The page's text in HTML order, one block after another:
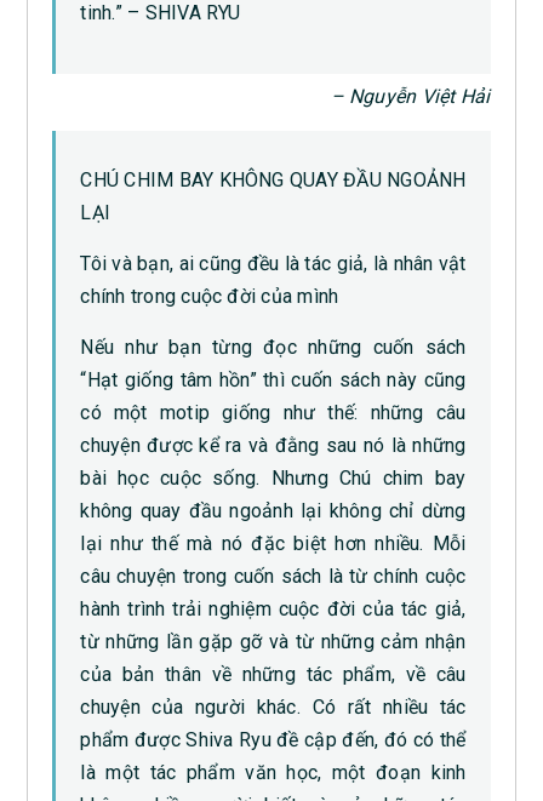
tinh.” – SHIVA RYU
– Nguyễn Việt Hải
CHÚ CHIM BAY KHÔNG QUAY ĐẦU NGOẢNH
LẠI
Tôi và bạn, ai cũng đều là tác giả, là nhân vật
chính trong cuộc đời của mình
Nếu như bạn từng đọc những cuốn sách
“Hạt giống tâm hồn” thì cuốn sách này cũng
có một motip giống như thế: những câu
chuyện được kể ra và đằng sau nó là những
bài học cuộc sống. Nhưng Chú chim bay
không quay đầu ngoảnh lại không chỉ dừng
lại như thế mà nó đặc biệt hơn nhiều. Mỗi
câu chuyện trong cuốn sách là từ chính cuộc
hành trình trải nghiệm cuộc đời của tác giả,
từ những lần gặp gỡ và từ những cảm nhận
của bản thân về những tác phẩm, về câu
chuyện của người khác. Có rất nhiều tác
phẩm được Shiva Ryu đề cập đến, đó có thể
là một tác phẩm văn học, một đoạn kinh